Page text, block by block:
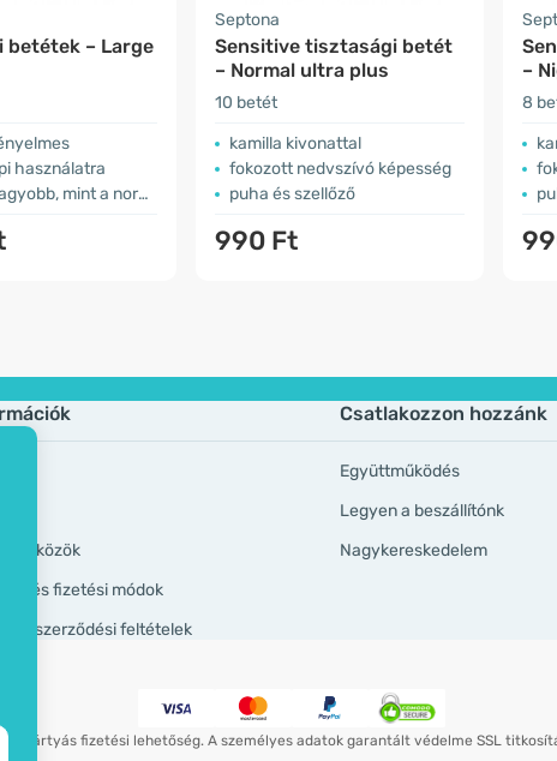
betétek – Large
használatra
mint a normál méret
Septona
Sensitive tisztasági betét
– Normal ultra plus
10 betét
kamilla kivonattal
fokozott nedvszívó képesség
puha és szellőző
990 Ft
–
8
eszközök
és fizetési módok
szerződési feltételek
Csatlakozzon hozzánk
Együttműködés
Legyen a beszállítónk
Nagykereskedelem
Bankkártyás fizetési lehetőség. A személyes adatok garantált védelme SSL